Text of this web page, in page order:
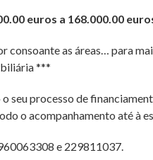
euros a 168.000.00
consoante as áreas… para
***
seu processo de
o acompanhamento até à
e 229811037.